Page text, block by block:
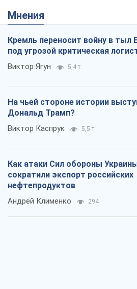
Мнения
Кремль переносит войну в тыл
под угрозой критическая
Виктор Ягун 5,4 т.
На чьей стороне истории
Дональд Трамп?
Виктор Каспрук 5,5 т.
Как атаки Сил обороны
сократили экспорт российских
нефтепродуктов
Андрей Клименко 294